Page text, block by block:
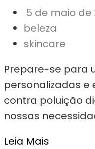
5 de maio de
beleza
skincare
Prepare-se para
personalizadas e
contra poluição
nossas
Leia Mais